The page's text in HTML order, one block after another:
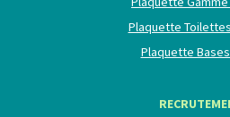
Plaquette
Plaquette